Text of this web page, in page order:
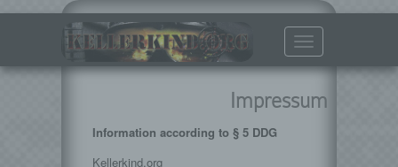
Toggle
navigation
Impressum
Information according to § 5 DDG
Kellerkind.org